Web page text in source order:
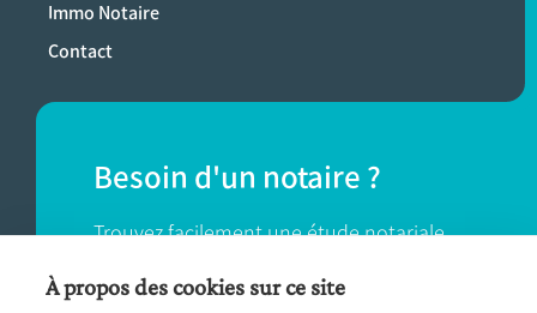
Immo Notaire
Contact
Besoin d'un notaire ?
Trouvez facilement une étude notariale
près de chez vous.
À propos des cookies sur ce site